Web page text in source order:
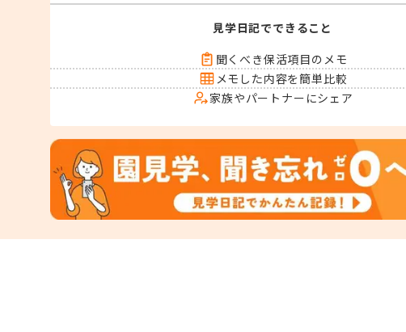
見学日記でできること
聞くべき保活項目のメモ
メモした内容を簡単比較
家族やパートナーにシェア